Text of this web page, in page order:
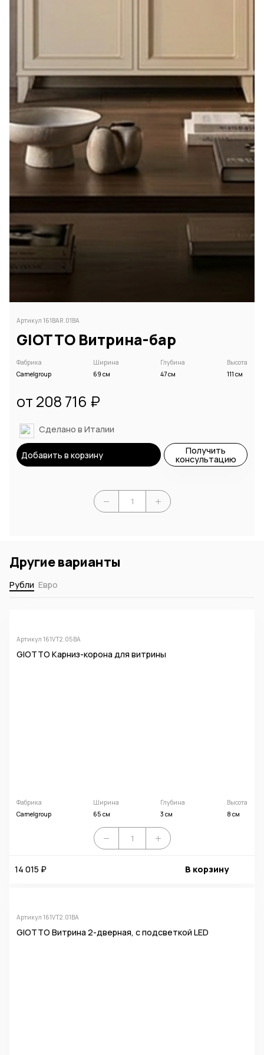
Артикул 161BAR.01BA
GIOTTO Витрина-бар
Фабрика
Camelgroup
Ширина
69 см
Глубина
47 см
Высота
111 см
от 208 716 ₽
Сделано в Италии
Добавить в корзину Получить
консультацию
Другие варианты
Рубли Евро
Артикул 161VT2.05BA
GIOTTO Карниз-корона для витрины
Фабрика
Camelgroup
Ширина
65 см
Глубина
3 см
Высота
8 см
14 015 ₽ В корзину
Артикул 161VT2.01BA
GIOTTO Витрина 2-дверная, с подсветкой LED